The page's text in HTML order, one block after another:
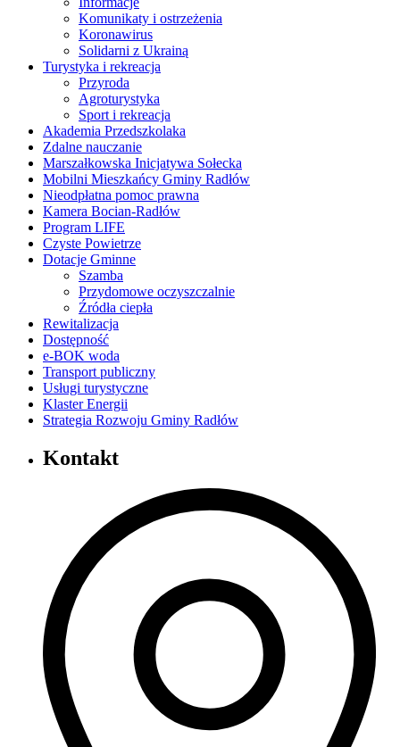
Komunikaty i ostrzeżenia
Koronawirus
Solidarni z Ukrainą
Turystyka i rekreacja
Przyroda
Agroturystyka
Sport i rekreacja
Akademia Przedszkolaka
Zdalne nauczanie
Marszałkowska Inicjatywa Sołecka
Mobilni Mieszkańcy Gminy Radłów
Nieodpłatna pomoc prawna
Kamera Bocian-Radłów
Program LIFE
Czyste Powietrze
Dotacje Gminne
Szamba
Przydomowe oczyszczalnie
Źródła ciepła
Rewitalizacja
Dostępność
e-BOK woda
Transport publiczny
Usługi turystyczne
Klaster Energii
Strategia Rozwoju Gminy Radłów
Kontakt